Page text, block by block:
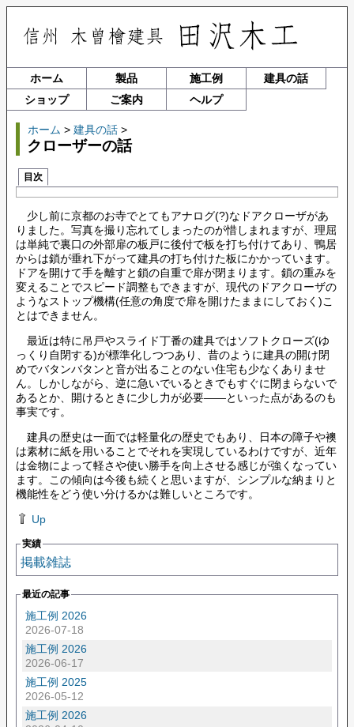
ホーム 製品 施工例
建具の話
ショップ
ご案内 ヘルプ
ホーム > 建具の話>
クローザーの話
目次
少し前に京都のお寺でとてもアナログ(?)なドアクローザがあ
りました。写真を撮り忘れてしまったのが惜しまれますが、理屈
は単純で裏口の外部扉の板戸に後付で板を打ち付けてあり、鴨居
からは鎖が垂れ下がって建具の打ち付けた板にかかっています。
ドアを開けて手を離すと鎖の自重で扉が閉まります。鎖の重みを
変えることでスピード調整もできますが、現代のドアクローザの
ようなストップ機構(任意の角度で扉を開けたままにしておく)こ
とはできません。
最近は特に吊戸やスライド丁番の建具ではソフトクローズ(ゆ
っくり自閉する)が標準化しつつあり、昔のように建具の開け閉
めでバタンバタンと音が出ることのない住宅も少なくありませ
ん。しかしながら、逆に急いでいるときでもすぐに閉まらないで
あるとか、開けるときに少し力が必要――といった点があるのも
事実です。
建具の歴史は一面では軽量化の歴史でもあり、日本の障子や襖
は素材に紙を用いることでそれを実現しているわけですが、近年
は金物によって軽さや使い勝手を向上させる感じが強くなってい
ます。この傾向は今後も続くと思いますが、シンプルな納まりと
機能性をどう使い分けるかは難しいところです。
Up
実績
掲載雑誌
最近の記事
施工例 2026
2026-07-18
施工例 2026
2026-06-17
施工例 2025
2026-05-12
施工例 2026